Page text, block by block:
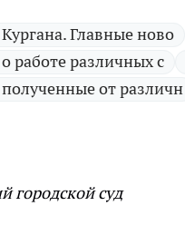
Главные ново
работе различных с
от различн
городской суд